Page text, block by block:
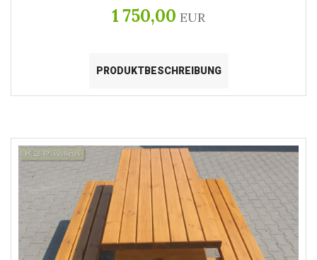
1 750,00 EUR
PRODUKTBESCHREIBUNG